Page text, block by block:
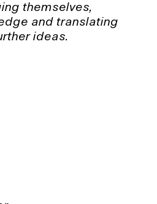
themselves,
and translating
ideas.